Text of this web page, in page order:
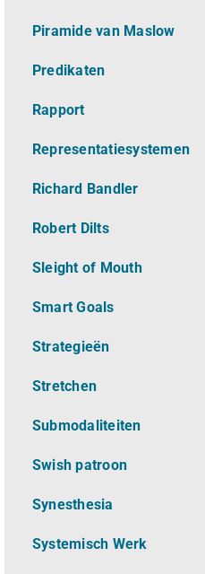
Piramide van Maslow
Predikaten
Rapport
Representatiesystemen
Richard Bandler
Robert Dilts
Sleight of Mouth
Smart Goals
Strategieën
Stretchen
Submodaliteiten
Swish patroon
Synesthesia
Systemisch Werk